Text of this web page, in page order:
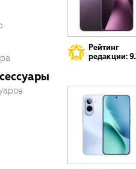
Рейтинг
редакции: